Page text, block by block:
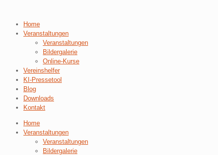
Home
Veranstaltungen
Veranstaltungen
Bildergalerie
Online-Kurse
Vereinshelfer
KI-Pressetool
Blog
Downloads
Kontakt
Home
Veranstaltungen
Veranstaltungen
Bildergalerie